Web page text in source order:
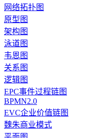
网络拓扑图
原型图
架构图
泳道图
韦恩图
关系图
逻辑图
EPC事件过程链图
BPMN2.0
EVC企业价值链图
魏朱商业模式